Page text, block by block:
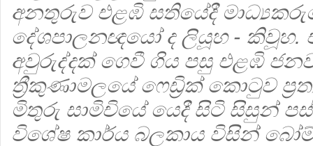
අනතුරුව එළඹි සතියේදී
දේශපාලනඥයෝ ද ලියූහ - කිවූහ.
අවුරුද්දක් ගෙවී ගිය පසු එළඹි
ත්‍රීකුණාමලයේ ෆෙඩ්‍රික් කොටුව
මිතුරු සාමිචියේ යෙදී සිටි සිසුන්
විශේෂ කාර්ය බලකාය විසින්